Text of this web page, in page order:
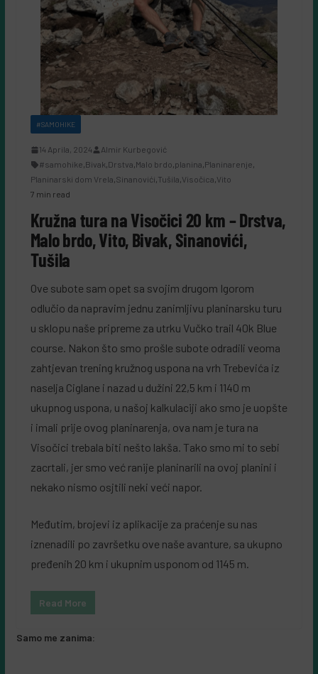
#SAMOHIKE
14 Aprila, 2024
Almir Kurbegović
#samohike,Bivak,Drstva,Malo brdo,planina,Planinarenje,
Planinarski dom Vrela,Sinanovići,Tušila,Visočica,Vito
7 min read
Kružna tura na Visočici 20 km – Drstva,
Malo brdo, Vito, Bivak, Sinanovići,
Tušila
Ove subote sam opet sa svojim drugom Igorom
odlučio da napravim jednu zanimljivu planinarsku turu
u sklopu naše pripreme za utrku Vučko trail 40k Blue
course. Nakon što smo prošle subote odradili veoma
zahtjevan trening kružnog uspona na vrh Trebevića iz
naselja Ciglane i nazad u dužini 22,5 km i 1140 m
ukupnog uspona, u našoj kalkulaciji ako smo je uopšte
i imali prije ovog planinarenja, ova nam je tura na
Visočici trebala biti nešto lakša. Tako smo mi to sebi
zacrtali, jer smo već ranije planinarili na ovoj planini i
nekako nismo osjtili neki veći napor.
Međutim, brojevi iz aplikacije za praćenje su nas
iznenadili po završetku ove naše avanture, sa ukupno
pređenih 20 km i ukupnim usponom od 1145 m.
Read More
Samo me zanima: